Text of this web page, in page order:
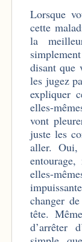
Lorsque
cette
la
disant que
les jugez
expliquer
elles-
vont
juste les
aller.
elles-
changer
tête.
d’arrêter